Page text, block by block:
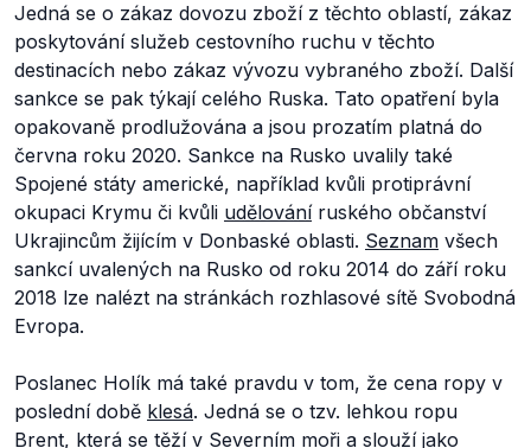
Jedná se o zákaz dovozu zboží z těchto oblastí, zákaz
poskytování služeb cestovního ruchu v těchto
destinacích nebo zákaz vývozu vybraného zboží. Další
sankce se pak týkají celého Ruska. Tato opatření byla
opakovaně prodlužována a jsou prozatím platná do
června roku 2020. Sankce na Rusko uvalily také
Spojené státy americké, například kvůli protiprávní
okupaci Krymu či kvůli udělováníruského občanství
Ukrajincům žijícím v Donbaské oblasti. Seznam všech
sankcí uvalených na Rusko od roku 2014 do září roku
2018 lze nalézt na stránkách rozhlasové sítě Svobodná
Evropa.
Poslanec Holík má také pravdu v tom, že cena ropy v
poslední době klesá. Jedná se o tzv. lehkou ropu
Brent, která se těžív Severním moři a sloužíjako